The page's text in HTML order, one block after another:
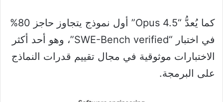
كما يُعدُّ “Opus 4.5” أول نموذج يتجاوز حاجز 80%
في اختبار “SWE-Bench verified”، وهو أحد أكثر
الاختبارات موثوقية في مجال تقييم قدرات النماذج
على البرمجة.